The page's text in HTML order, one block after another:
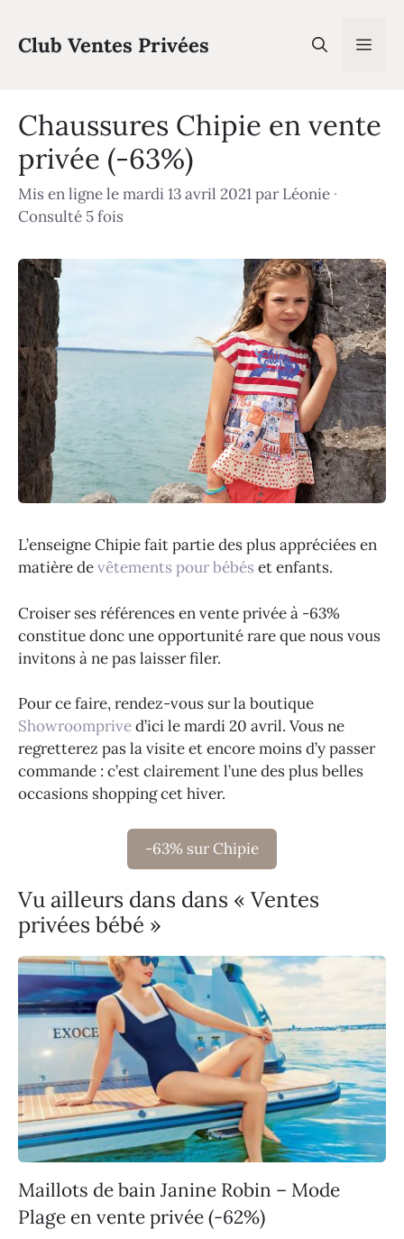
contenu
Club Ventes Privées
Chaussures Chipie en vente
privée (-63%)
Mis en ligne le mardi 13 avril 2021parLéonie ·
Consulté 5 fois
L’enseigne Chipie fait partie des plus appréciées en
matière devêtements pour bébés et enfants.
Croiser ses références en vente privée à -63%
constitue donc une opportunité rare que nous vous
invitons à ne pas laisser filer.
Pour ce faire, rendez-vous sur la boutique
Showroomprived’ici le mardi 20 avril. Vous ne
regretterez pas la visite et encore moins d’y passer
commande : c’est clairement l’une des plus belles
occasions shopping cet hiver.
-63% sur Chipie
Vu ailleurs dans dans « Ventes
privées bébé »
Maillots de bain Janine Robin – Mode
Plage en vente privée (-62%)